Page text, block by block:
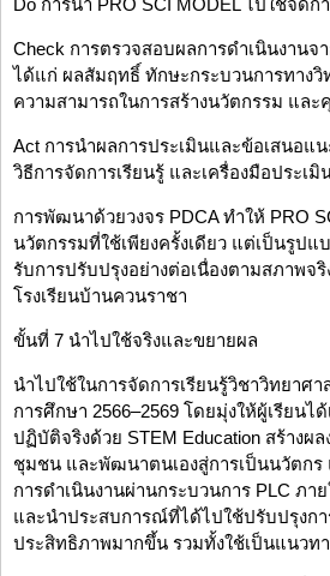
Do การนำ PRO SCI MODEL ไปใช้จัดก
Check การตรวจสอบผลการดำเนินงานจ
ได้แก่ ผลสัมฤทธิ์ ทักษะกระบวนการทาง
ความสามารถในการสร้างนวัตกรรม แล
Act การนำผลการประเมินและข้อเสนอแ
วิธีการจัดการเรียนรู้ และเครื่องมือประเ
การพัฒนาด้วยวงจร PDCA ทำให้ PRO
นวัตกรรมที่ใช้เพียงครั้งเดียว แต่เป็นรูปแ
รับการปรับปรุงอย่างต่อเนื่องตามสภาพจ
โรงเรียนบ้านควนราชา
ขั้นที่ 7 นำไปใช้จริงและขยายผล
นำไปใช้ในการจัดการเรียนรู้วิชาวิทยาศ
การศึกษา 2566–2569 โดยมุ่งให้ผู้เรียนไ
ปฏิบัติจริงด้วย STEM Education สร้างผ
ชุมชน และพัฒนาตนเองสู่การเป็นนวัตกร
การดำเนินงานผ่านกระบวนการ PLC ภา
และนำประสบการณ์ที่ได้ไปใช้ปรับปรุงกา
ประสิทธิภาพมากขึ้น รวมทั้งใช้เป็นแนวท